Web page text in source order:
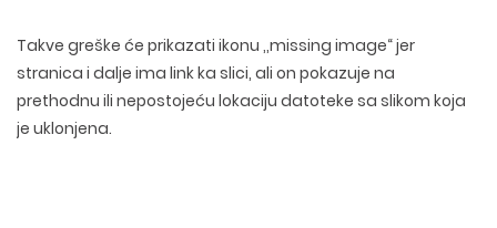
Takve greške će prikazati ikonu ‚‚missing image“ jer
stranica i dalje ima link ka slici, ali on pokazuje na
prethodnu ili nepostojeću lokaciju datoteke sa slikom koja
je uklonjena.